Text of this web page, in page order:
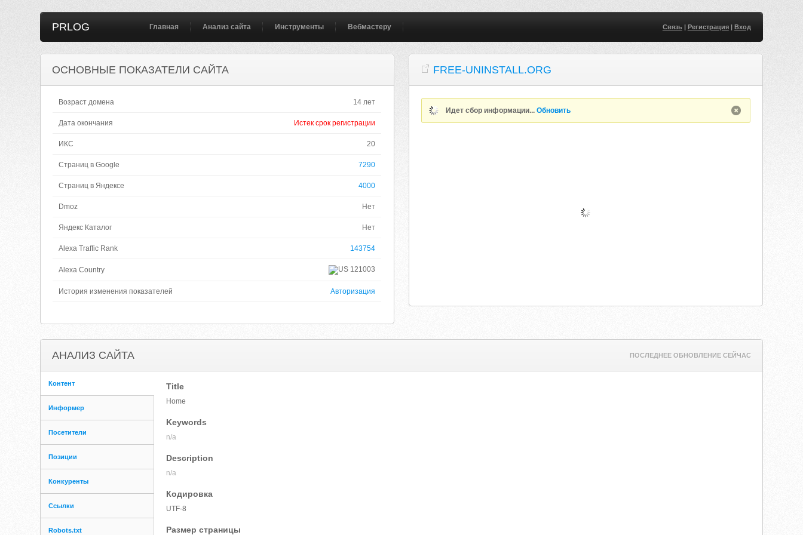
PRLOG Главная Анализ сайта Инструменты Вебмастеру Связь| Регистрация| Вход
ОСНОВНЫЕ ПОКАЗАТЕЛИ САЙТА
Возраст домена 14 лет
Дата окончания Истек срок регистрации
ИКС 20
Страниц в Google 7290
Страниц в Яндексе 4000
Dmoz Нет
Яндекс Каталог Нет
Alexa Traffic Rank 143754
Alexa Country 121003
История изменения показателей Авторизация
FREE-UNINSTALL.ORG
Идет сбор информации...Обновить
АНАЛИЗ САЙТА ПОСЛЕДНЕЕ ОБНОВЛЕНИЕ СЕЙЧАС
Контент
Информер
Посетители
Позиции
Конкуренты
Ссылки
Robots.txt
Title
Home
Keywords
n/a
Description
n/a
Кодировка
UTF-8
Размер страницы